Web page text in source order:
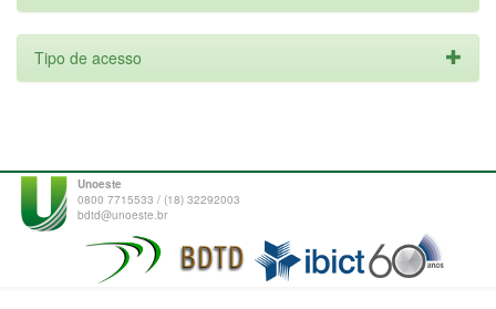
Tipo de acesso
Unoeste
0800 7715533 / (18) 32292003
bdtd@unoeste.br